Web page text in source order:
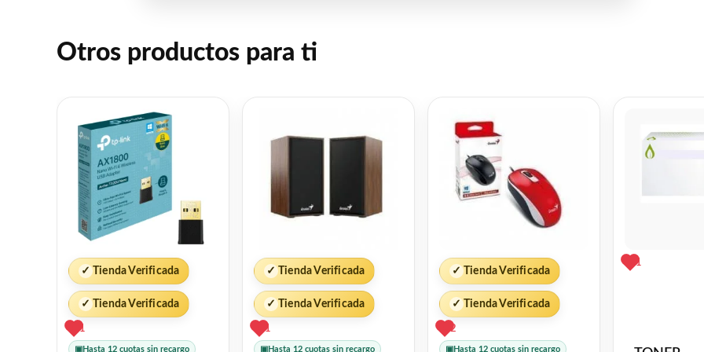
Otros productos para ti
✓ Tienda Verificada
✓ Tienda Verificada
1
▣Hasta 12 cuotas sin recargo
✓ Tienda Verificada
✓ Tienda Verificada
1
▣Hasta 12 cuotas sin recargo
✓ Tienda Verificada
✓ Tienda Verificada
2
▣Hasta 12 cuotas sin recargo
1